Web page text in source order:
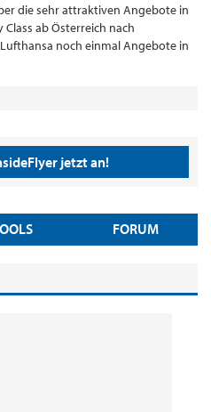
die sehr attraktiven Angebote in
ab Österreich nach
noch einmal Angebote in
jetzt an!
FORUM